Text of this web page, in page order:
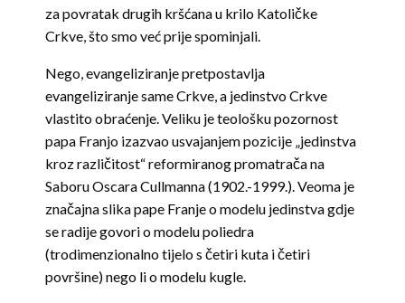
za povratak drugih kršćana u krilo Katoličke
Crkve, što smo već prije spominjali.
Nego, evangeliziranje pretpostavlja
evangeliziranje same Crkve, a jedinstvo Crkve
vlastito obraćenje. Veliku je teološku pozornost
papa Franjo izazvao usvajanjem pozicije „jedinstva
kroz različitost“ reformiranog promatrača na
Saboru Oscara Cullmanna (1902.-1999.). Veoma je
značajna slika pape Franje o modelu jedinstva gdje
se radije govori o modelu poliedra
(trodimenzionalno tijelo s četiri kuta i četiri
površine) nego li o modelu kugle.